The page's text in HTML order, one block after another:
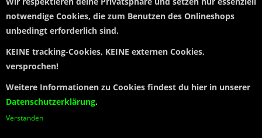
notwendige Cookies, die zum Benutzen des Onlineshops
unbedingt erforderlich sind.
KEINE tracking-Cookies, KEINE externen Cookies,
versprochen!
Weitere Informationen zu Cookies findest du hier in unserer
Datenschutzerklärung.
Verstanden